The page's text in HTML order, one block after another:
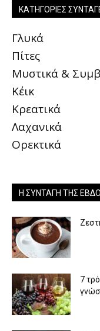
ΚΑΤΗΓΟΡΊΕΣ
Γλυκά
Πίτες
Μυστικά &
Κέικ
Κρεατικά
Λαχανικά
Ορεκτικά
Η ΣΥΝΤΑΓΉ ΤΗΣ
7